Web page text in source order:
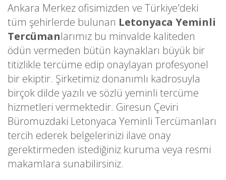
Ankara Merkez ofisimizden ve Türkiye'deki
tüm şehirlerde bulunan Letonyaca Yeminli
Tercümanlarımız bu minvalde kaliteden
ödün vermeden bütün kaynakları büyük bir
titizlikle tercüme edip onaylayan profesyonel
bir ekiptir. Şirketimiz donanımlı kadrosuyla
birçok dilde yazılı ve sözlü yeminli tercüme
hizmetleri vermektedir. Giresun Çeviri
Büromuzdaki Letonyaca Yeminli Tercümanları
tercih ederek belgelerinizi ilave onay
gerektirmeden istediğiniz kuruma veya resmi
makamlara sunabilirsiniz.